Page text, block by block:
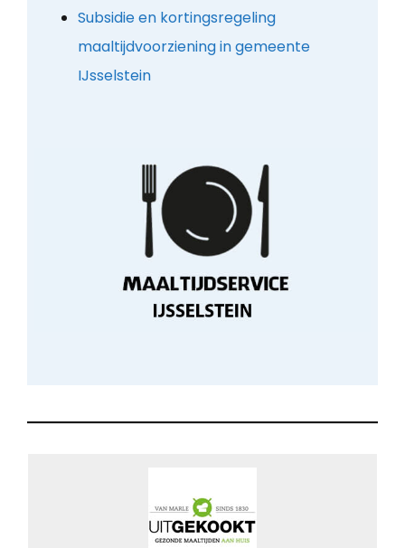
Subsidie en kortingsregeling
maaltijdvoorziening in gemeente
IJsselstein